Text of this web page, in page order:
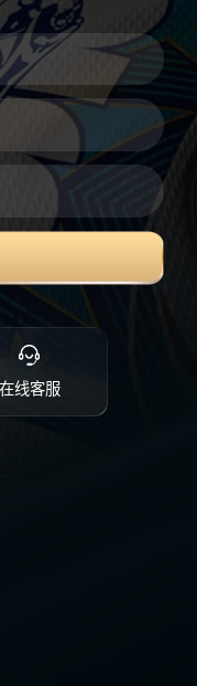
在线客服